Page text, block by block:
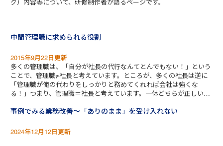
中間管理職に求められる役割
2015年9月22日更新
多くの管理職は、「自分が社長の代行なんてとんでもない！」という
ことで、管理職≠社長と考えています。ところが、多くの社長は逆に
「管理職が俺の代わりをしっかりと務めてくれれば会社は強くな
る！」つまり、管理職＝社長と考えています。一体どちらが正しいの
ね３つのタイプがあります。
事例でみる業務改善～「ありのまま」を受け入れない
2024年12月12日更新